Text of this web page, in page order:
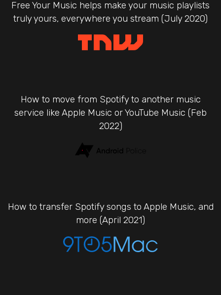
Free Your Music helps make your music playlists
truly yours, everywhere you stream (July 2020)
How to move from Spotify to another music
service like Apple Music or YouTube Music (Feb
2022)
How to transfer Spotify songs to Apple Music, and
more (April 2021)